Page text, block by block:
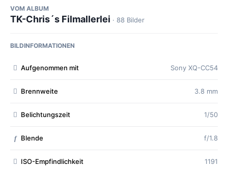
VOM ALBUM
TK-Chris´s Filmallerlei · 88 Bilder
BILDINFORMATIONEN
Aufgenommen mit Sony XQ-CC54
Brennweite 3.8 mm
Belichtungszeit 1/50
f Blende f/1.8
ISO-Empfindlichkeit 1191